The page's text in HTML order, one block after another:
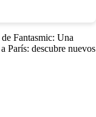
Fantasmic: Una
París: descubre nuevos